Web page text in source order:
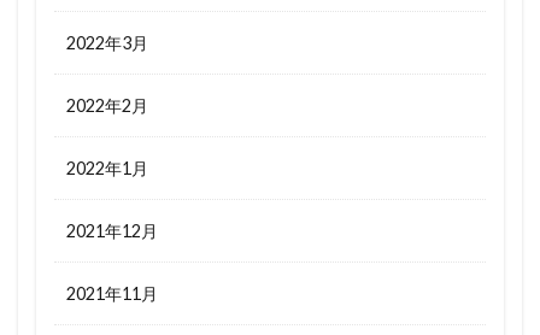
2022年3月
2022年2月
2022年1月
2021年12月
2021年11月